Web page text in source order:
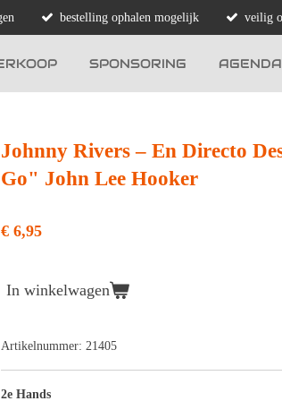
bestelling ophalen mogelijk veilig
SPONSORING AGENDA
Johnny Rivers ‎– En Directo
Go" John Lee Hooker
€ 6,95
In winkelwagen
Artikelnummer: 21405
2e Hands